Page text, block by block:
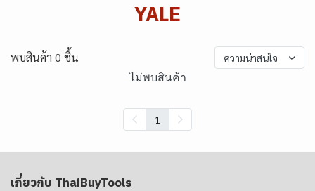
YALE
พบสินค้า 0 ชิ้น ความน่าสนใจ
ไม่พบสินค้า
1
เกี่ยวกับ ThaiBuyTools